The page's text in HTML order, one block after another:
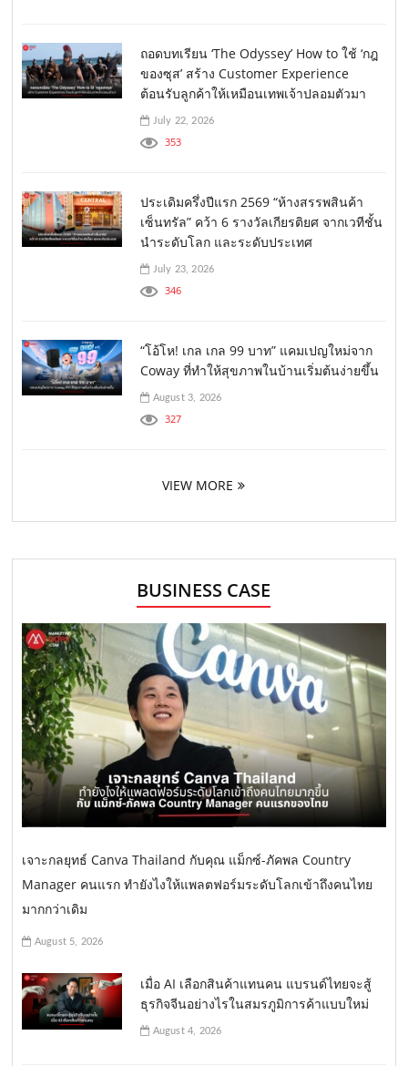
ถอดบทเรียน ‘The Odyssey’ How to ใช้ ‘กฎ
ของซุส’ สร้าง Customer Experience
ต้อนรับลูกค้าให้เหมือนเทพเจ้าปลอมตัวมา
July 22, 2026
353
ประเดิมครึ่งปีแรก 2569 “ห้างสรรพสินค้า
เซ็นทรัล” คว้า 6 รางวัลเกียรติยศ จากเวทีชั้น
นำระดับโลก และระดับประเทศ
July 23, 2026
346
“โอ้โห! เกล เกล 99 บาท” แคมเปญใหม่จาก
Coway ที่ทำให้สุขภาพในบ้านเริ่มต้นง่ายขึ้น
August 3, 2026
327
VIEW MORE
BUSINESS CASE
เจาะกลยุทธ์ Canva Thailand กับคุณ แม็กซ์-ภัคพล Country
Manager คนแรก ทำยังไงให้แพลตฟอร์มระดับโลกเข้าถึงคนไทย
มากกว่าเดิม
August 5, 2026
เมื่อ AI เลือกสินค้าแทนคน แบรนด์ไทยจะสู้
ธุรกิจจีนอย่างไรในสมรภูมิการค้าแบบใหม่
August 4, 2026